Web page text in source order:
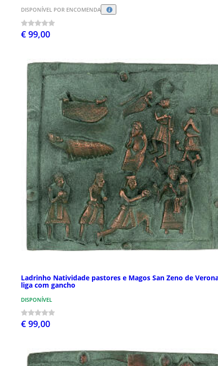
DISPONÍVEL POR ENCOMENDA
€ 99,00
Ladrinho Natividade pastores e Magos San Zeno de
liga com gancho
DISPONÍVEL
€ 99,00